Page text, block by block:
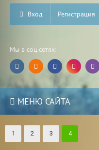
Вход Регистрация
Мы в соц.сетях:
МЕНЮ САЙТА
1 2 3 4